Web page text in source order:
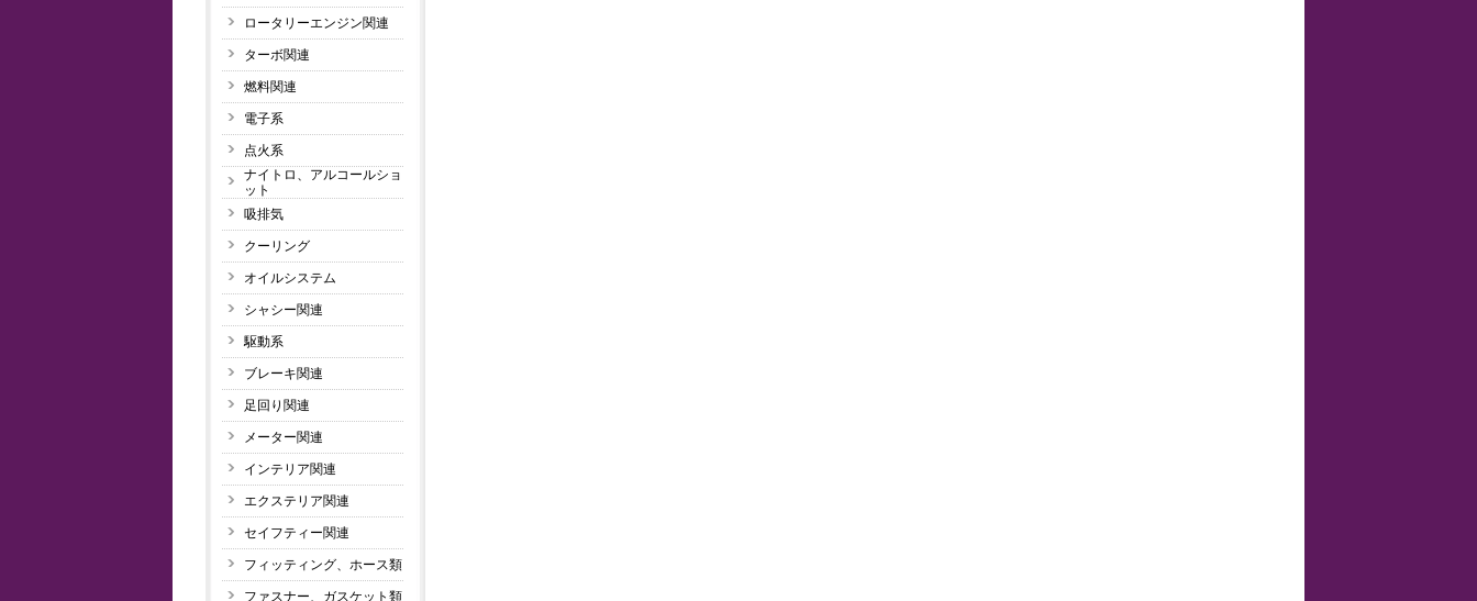
ロータリーエンジン関連
ターボ関連
燃料関連
電子系
点火系
ナイトロ、アルコールショ
ット
吸排気
クーリング
オイルシステム
シャシー関連
駆動系
ブレーキ関連
足回り関連
メーター関連
インテリア関連
エクステリア関連
セイフティー関連
フィッティング、ホース類
ファスナー、ガスケット類